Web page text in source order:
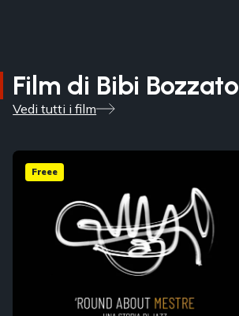
Film di Bibi Bozzato
Vedi tutti i film
Freee